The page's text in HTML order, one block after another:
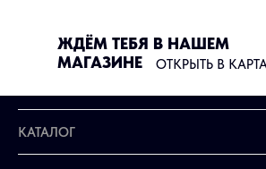
ЖДЁМ ТЕБЯ В НАШЕМ
МАГАЗИНЕ
ОТКРЫТЬ В
КАТАЛОГ